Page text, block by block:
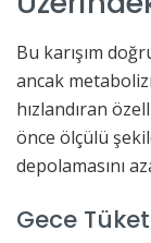
Bu karışım
ancak
hızlandıran
önce ölçülü
depolamasını
Gece